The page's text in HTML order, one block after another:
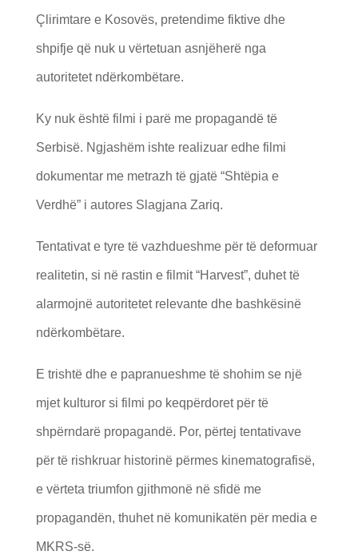
Çlirimtare e Kosovës, pretendime fiktive dhe
shpifje që nuk u vërtetuan asnjëherë nga
autoritetet ndërkombëtare.
Ky nuk është filmi i parë me propagandë të
Serbisë. Ngjashëm ishte realizuar edhe filmi
dokumentar me metrazh të gjatë “Shtëpia e
Verdhë” i autores Slagjana Zariq.
Tentativat e tyre të vazhdueshme për të deformuar
realitetin, si në rastin e filmit “Harvest”, duhet të
alarmojnë autoritetet relevante dhe bashkësinë
ndërkombëtare.
E trishtë dhe e papranueshme të shohim se një
mjet kulturor si filmi po keqpërdoret për të
shpërndarë propagandë. Por, përtej tentativave
për të rishkruar historinë përmes kinematografisë,
e vërteta triumfon gjithmonë në sfidë me
propagandën, thuhet në komunikatën për media e
MKRS-së.